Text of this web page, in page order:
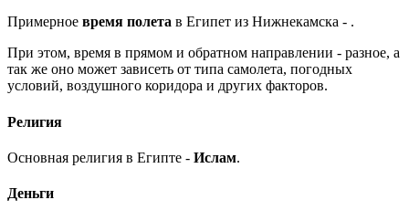
Примерное время полета в Египет из Нижнекамска - .
При этом, время в прямом и обратном направлении - разное, а
так же оно может зависеть от типа самолета, погодных
условий, воздушного коридора и других факторов.
Религия
Основная религия в Египте - Ислам.
Деньги